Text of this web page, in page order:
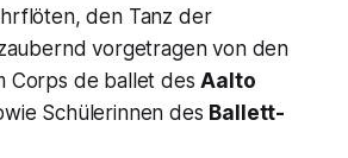
den Tanz der
vorgetragen von den
Corps de ballet desAalto
Schülerinnen des Ballett-